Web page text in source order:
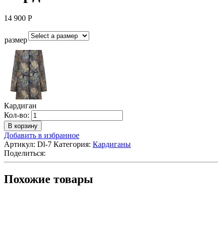
14 900 Р
размер
Кардиган
Кол-во: Количество
Кардиган
В корзину
Добавить в избранное
Артикул: Dl-7 Категория: Кардиганы
Поделиться:
Похожие товары